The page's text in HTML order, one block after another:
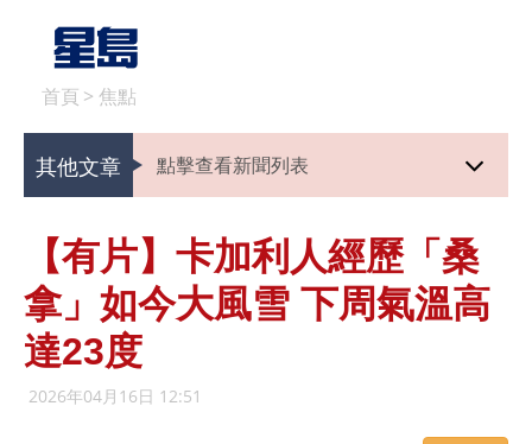
首頁 > 焦點
其他文章 點擊查看新聞列表
【有片】卡加利人經歷「桑
拿」如今大風雪 下周氣溫高
達23度
2026年04月16日 12:51